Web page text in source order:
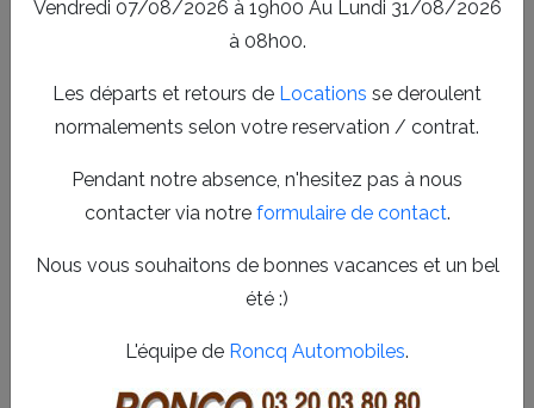
Vendredi 07/08/2026 à 19h00 Au Lundi 31/08/2026
à 08h00.
Les départs et retours de Locations se deroulent
normalements selon votre reservation / contrat.
Pendant notre absence, n'hesitez pas à nous
contacter via notre formulaire de contact.
Nous vous souhaitons de bonnes vacances et un bel
été :)
L'équipe de Roncq Automobiles.
Peinture et rénovation carrosserie
Nos services de
qualité et des techniques modernes. Que ce soit pour une
petite retouche ou une remise en couleur complète, notre
Nous mettons un point d’honneur à respecter les finitions
d’origine de votre véhicule afin d’assurer une parfaite
Diagnostic personnalisé de l’état de la carrosserie